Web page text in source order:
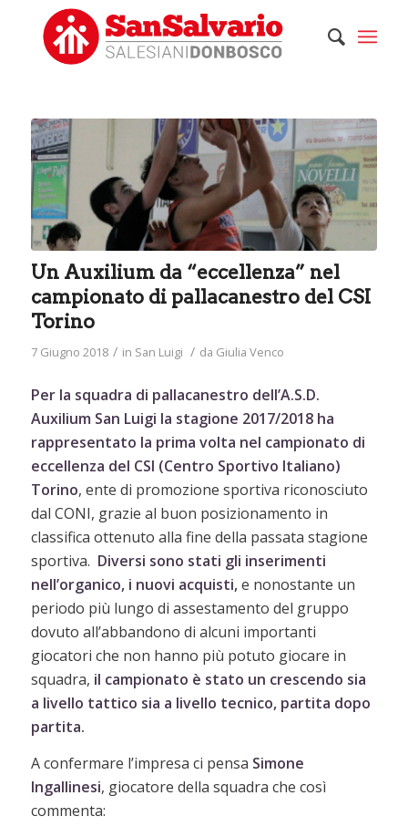
Un Auxilium da “eccellenza” nel
campionato di pallacanestro del CSI
Torino
7 Giugno 2018 / in San Luigi / da Giulia Venco
Per la squadra di pallacanestro dell’A.S.D.
Auxilium San Luigi la stagione 2017/2018 ha
rappresentato la prima volta nel campionato di
eccellenza del CSI (Centro Sportivo Italiano)
Torino, ente di promozione sportiva riconosciuto
dal CONI, grazie al buon posizionamento in
classifica ottenuto alla fine della passata stagione
sportiva. Diversi sono stati gli inserimenti
nell’organico, i nuovi acquisti,e nonostante un
periodo più lungo di assestamento del gruppo
dovuto all’abbandono di alcuni importanti
giocatori che non hanno più potuto giocare in
squadra, il campionato è stato un crescendo sia
a livello tattico sia a livello tecnico, partita dopo
partita.
A confermare l’impresa ci pensa Simone
Ingallinesi, giocatore della squadra che così
commenta: